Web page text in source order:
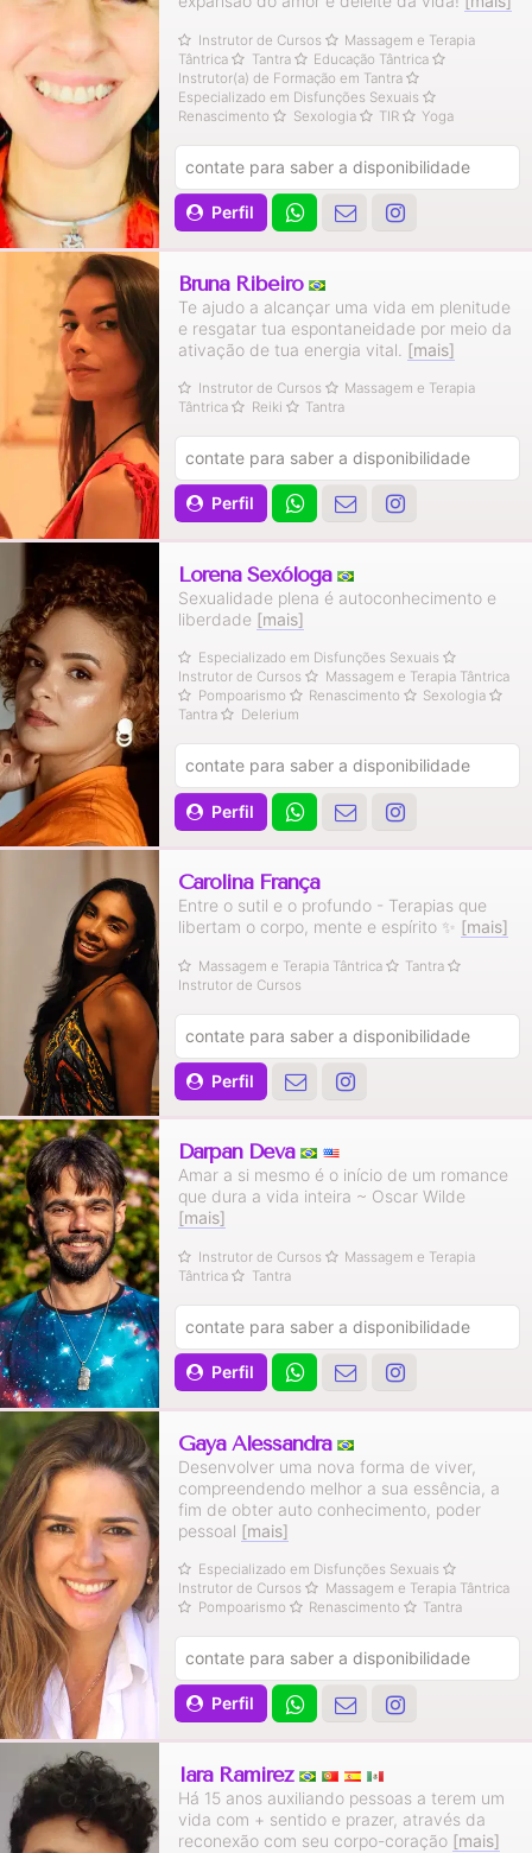
Instrutor de Cursos
Massagem e Terapia
Tântrica
Tantra
Educação Tântrica
Instrutor(a) de Formação em Tantra
Especializado em Disfunções Sexuais
Renascimento
Sexologia TIR Yoga
Perfil
contate para saber a disponibilidade
Bruna Ribeiro
Te ajudo a alcançar uma vida em plenitude
e resgatar tua espontaneidade por meio da
ativação de tua energia vital. [mais]
Instrutor de Cursos
Massagem e Terapia
Tântrica
Reiki Tantra
Perfil
contate para saber a disponibilidade
Lorena Sexóloga
Sexualidade plena é autoconhecimento e
liberdade [mais]
Especializado em Disfunções Sexuais
Instrutor de Cursos
Massagem e Terapia Tântrica
Pompoarismo
Renascimento
Sexologia
Tantra
Delerium
Perfil
contate para saber a disponibilidade
Carolina França
Entre o sutil e o profundo - Terapias que
libertam o corpo, mente e espírito ✨️ [mais]
Massagem e Terapia Tântrica
Tantra
Instrutor de Cursos
Perfil
contate para saber a disponibilidade
Darpan Deva
Amar a si mesmo é o início de um romance
que dura a vida inteira ~ Oscar Wilde
[mais]
Instrutor de Cursos
Massagem e Terapia
Tântrica
Tantra
Perfil
contate para saber a disponibilidade
Gaya Alessandra
Desenvolver uma nova forma de viver,
compreendendo melhor a sua essência, a
fim de obter auto conhecimento, poder
pessoal [mais]
Especializado em Disfunções Sexuais
Instrutor de Cursos
Massagem e Terapia Tântrica
Pompoarismo
Renascimento Tantra
Perfil
contate para saber a disponibilidade
Iara Ramirez
Há 15 anos auxiliando pessoas a terem um
vida com + sentido e prazer, através da
reconexão com seu corpo-coração [mais]